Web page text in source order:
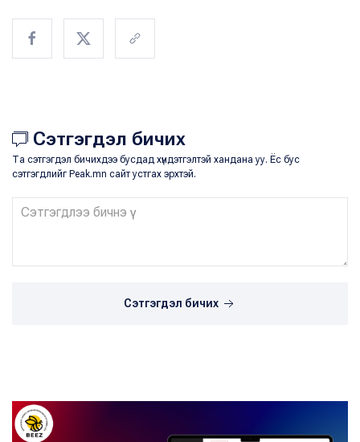
Сэтгэгдэл бичих
Та сэтгэгдэл бичихдээ бусдад хүндэтгэлтэй хандана уу. Ёс бус
сэтгэгдлийг Peak.mn сайт устгах эрхтэй.
Сэтгэгдэл бичих